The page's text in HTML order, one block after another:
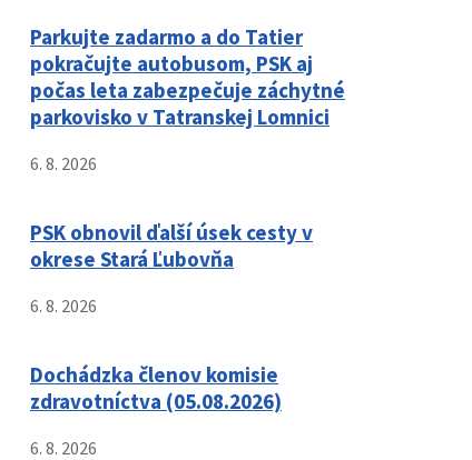
Parkujte zadarmo a do Tatier
pokračujte autobusom, PSK aj
počas leta zabezpečuje záchytné
parkovisko v Tatranskej Lomnici
6. 8. 2026
PSK obnovil ďalší úsek cesty v
okrese Stará Ľubovňa
6. 8. 2026
Dochádzka členov komisie
zdravotníctva (05.08.2026)
6. 8. 2026